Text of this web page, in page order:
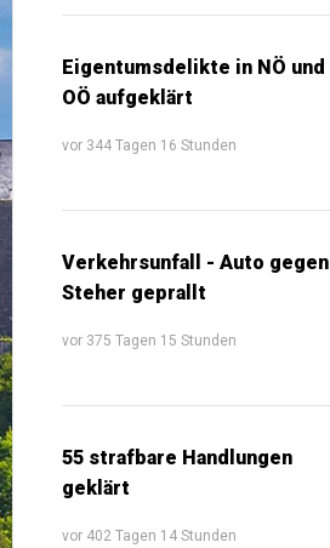
Eigentumsdelikte in NÖ und
OÖ aufgeklärt
vor 344 Tagen 16 Stunden
Verkehrsunfall - Auto gegen
Steher geprallt
vor 375 Tagen 15 Stunden
55 strafbare Handlungen
geklärt
vor 402 Tagen 14 Stunden